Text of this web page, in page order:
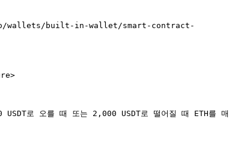
ko/wallets/built-in-wallet/smart-contract-
로 오를 때 또는 2,000 USDT로 떨어질 때 ETH를 매